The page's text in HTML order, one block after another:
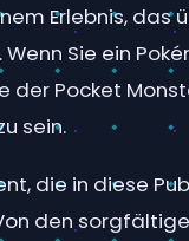
Erlebnis, das
Sie ein
der Pocket
sein.
die in diese
den